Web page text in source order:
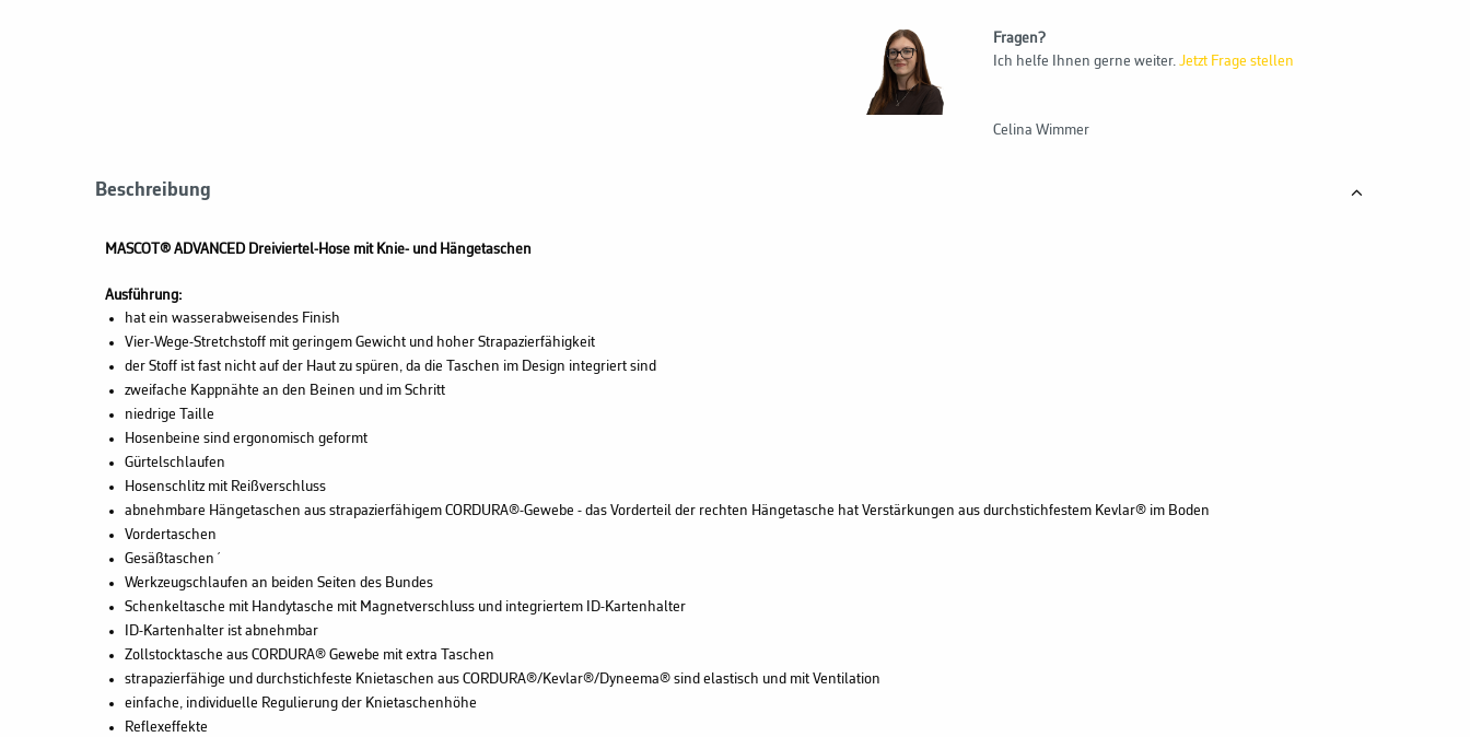
Fragen?
Ich helfe Ihnen gerne weiter.Jetzt Frage stellen
Celina Wimmer
Beschreibung
MASCOT® ADVANCED Dreiviertel-Hose mit Knie- und Hängetaschen
Ausführung:
hat ein wasserabweisendes Finish
Vier-Wege-Stretchstoff mit geringem Gewicht und hoher Strapazierfähigkeit
der Stoff ist fast nicht auf der Haut zu spüren, da die Taschen im Design integriert sind
zweifache Kappnähte an den Beinen und im Schritt
niedrige Taille
Hosenbeine sind ergonomisch geformt
Gürtelschlaufen
Hosenschlitz mit Reißverschluss
abnehmbare Hängetaschen aus strapazierfähigem CORDURA®-Gewebe - das Vorderteil der rechten Hängetasche hat Verstärkungen aus durchstichfestem Kevlar® im Boden
Vordertaschen
Gesäßtaschen´
Werkzeugschlaufen an beiden Seiten des Bundes
Schenkeltasche mit Handytasche mit Magnetverschluss und integriertem ID-Kartenhalter
ID-Kartenhalter ist abnehmbar
Zollstocktasche aus CORDURA® Gewebe mit extra Taschen
strapazierfähige und durchstichfeste Knietaschen aus CORDURA®/Kevlar®/Dyneema® sind elastisch und mit Ventilation
einfache, individuelle Regulierung der Knietaschenhöhe
Reflexeffekte